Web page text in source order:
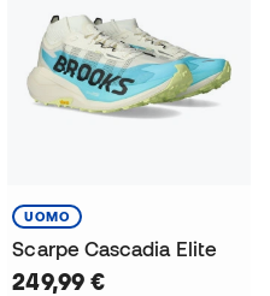
UOMO
Scarpe Cascadia Elite
249,99 €